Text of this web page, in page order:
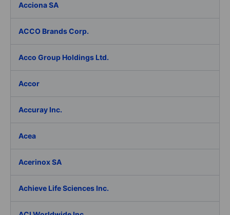
Acciona SA
ACCO Brands Corp.
Acco Group Holdings Ltd.
Accor
Accuray Inc.
Acea
Acerinox SA
Achieve Life Sciences Inc.